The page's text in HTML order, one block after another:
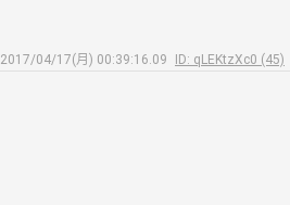
2017/04/17(月) 00:39:16.09
ID: qLEKtzXc0 (45)